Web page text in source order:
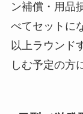
ン補償・用品
べてセットに
以上ラウンド
しむ予定の方